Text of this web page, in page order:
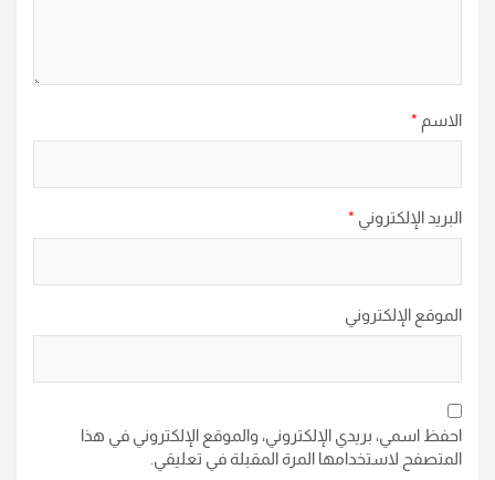
الاسم *
البريد الإلكتروني *
الموقع الإلكتروني
احفظ اسمي، بريدي الإلكتروني، والموقع الإلكتروني في هذا
المتصفح لاستخدامها المرة المقبلة في تعليقي.